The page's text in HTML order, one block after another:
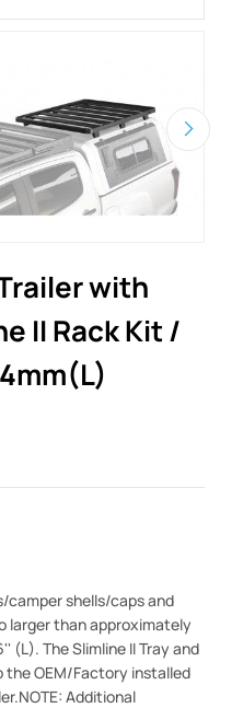
with
II Rack Kit /
camper shells/caps and
larger than approximately
(L). The Slimline II Tray and
the OEM/Factory installed
Additional